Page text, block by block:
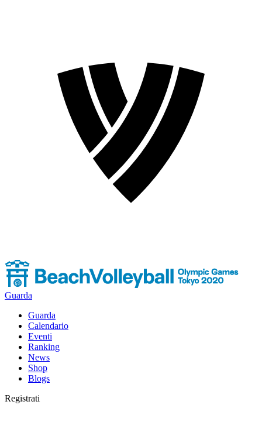
Guarda
Guarda
Calendario
Eventi
Ranking
News
Shop
Blogs
Registrati